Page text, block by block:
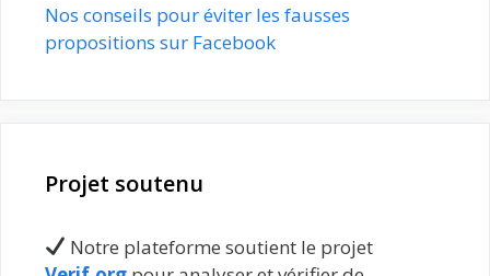
Nos conseils pour éviter les fausses
propositions sur Facebook
Projet soutenu
Notre plateforme soutient le projet